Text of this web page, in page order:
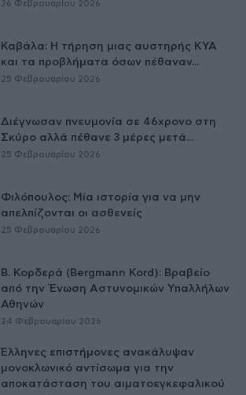
26 Φεβρουαρίου 2026
Καβάλα: Η τήρηση μιας αυστηρής ΚΥΑ
και τα προβλήματα όσων πέθαναν...
25 Φεβρουαρίου 2026
Διέγνωσαν πνευμονία σε 46χρονο στη
Σκύρο αλλά πέθανε 3 μέρες μετά...
25 Φεβρουαρίου 2026
Φιλόπουλος: Μία ιστορία για να μην
απελπίζονται οι ασθενείς
25 Φεβρουαρίου 2026
Β. Κορδερά (Bergmann Kord): Βραβείο
από την Ένωση Αστυνομικών Υπαλλήλων
Αθηνών
24 Φεβρουαρίου 2026
Έλληνες επιστήμονες ανακάλυψαν
μονοκλωνικό αντίσωμα για την
αποκατάσταση του αιματοεγκεφαλικού